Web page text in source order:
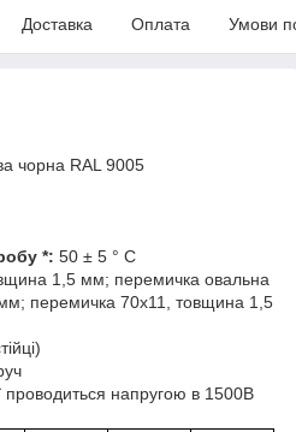
Доставка Оплата Умови
чорна RAL 9005
*: 50 ± 5 ° C
1,5 мм; перемичка овальна
перемичка 70х11, товщина 1,5
проводиться напругою в 1500В